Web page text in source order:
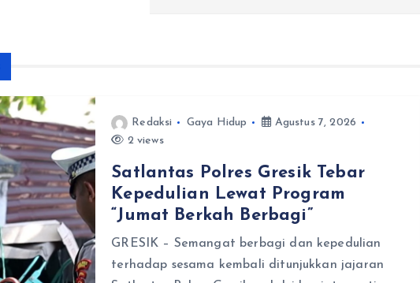
Redaksi Gaya Hidup
Agustus 7, 2026
2 views
Satlantas Polres Gresik Tebar
Kepedulian Lewat Program
“Jumat Berkah Berbagi”
GRESIK – Semangat berbagi dan kepedulian
terhadap sesama kembali ditunjukkan jajaran